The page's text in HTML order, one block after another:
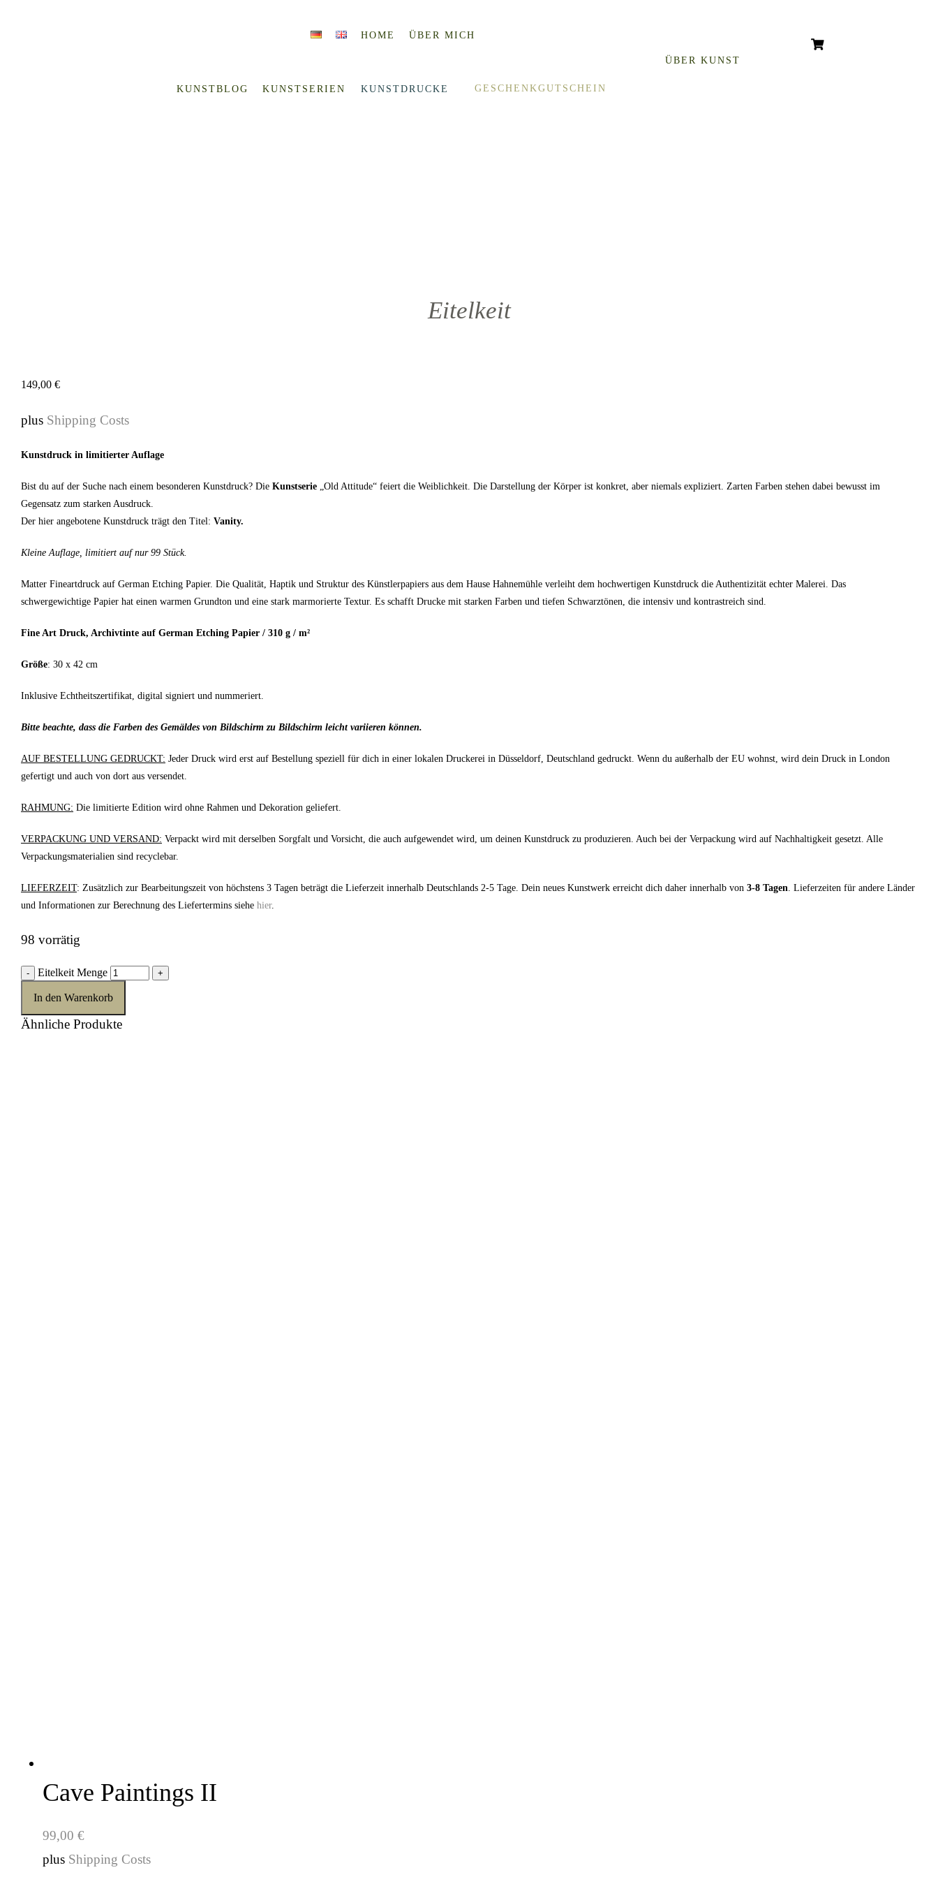
HOME ÜBER MICH
ÜBER KUNST
KUNSTBLOG KUNSTSERIEN KUNSTDRUCKE GESCHENKGUTSCHEIN
Eitelkeit
149,00 €
plus Shipping Costs
Kunstdruck in limitierter Auflage
Bist du auf der Suche nach einem besonderen Kunstdruck? Die Kunstserie „Old Attitude“ feiert die Weiblichkeit. Die Darstellung der Körper ist konkret, aber niemals expliziert. Zarten Farben stehen dabei bewusst im
Gegensatz zum starken Ausdruck.
Der hier angebotene Kunstdruck trägt den Titel: Vanity.
Kleine Auflage, limitiert auf nur 99 Stück.
Matter Fineartdruck auf German Etching Papier. Die Qualität, Haptik und Struktur des Künstlerpapiers aus dem Hause Hahnemühle verleiht dem hochwertigen Kunstdruck die Authentizität echter Malerei. Das
schwergewichtige Papier hat einen warmen Grundton und eine stark marmorierte Textur. Es schafft Drucke mit starken Farben und tiefen Schwarztönen, die intensiv und kontrastreich sind.
Fine Art Druck, Archivtinte auf German Etching Papier / 310 g / m²
Größe: 30 x 42 cm
Inklusive Echtheitszertifikat, digital signiert und nummeriert.
Bitte beachte, dass die Farben des Gemäldes von Bildschirm zu Bildschirm leicht variieren können.
AUF BESTELLUNG GEDRUCKT: Jeder Druck wird erst auf Bestellung speziell für dich in einer lokalen Druckerei in Düsseldorf, Deutschland gedruckt. Wenn du außerhalb der EU wohnst, wird dein Druck in London
gefertigt und auch von dort aus versendet.
RAHMUNG: Die limitierte Edition wird ohne Rahmen und Dekoration geliefert.
VERPACKUNG UND VERSAND: Verpackt wird mit derselben Sorgfalt und Vorsicht, die auch aufgewendet wird, um deinen Kunstdruck zu produzieren. Auch bei der Verpackung wird auf Nachhaltigkeit gesetzt. Alle
Verpackungsmaterialien sind recyclebar.
LIEFERZEIT: Zusätzlich zur Bearbeitungszeit von höchstens 3 Tagen beträgt die Lieferzeit innerhalb Deutschlands 2-5 Tage. Dein neues Kunstwerk erreicht dich daher innerhalb von 3-8 Tagen. Lieferzeiten für andere Länder
und Informationen zur Berechnung des Liefertermins siehe hier.
98 vorrätig
- Eitelkeit Menge +
In den Warenkorb
Ähnliche Produkte
Cave Paintings II
99,00 €
plus Shipping Costs